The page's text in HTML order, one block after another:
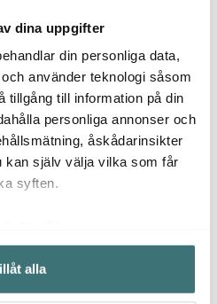
dina uppgifter
din personliga data,
använder teknologi såsom
tillgång till information på din
personliga annonser och
åskådarinsikter
kan själv välja vilka som får
syften.
din geografiska plats som
på upp till flera meter
att aktivt skanna den för
alla
Royal Porcelain
Extreme Platinum
Tallrik 26 cm Vit
290 kr 579 kr
I lager